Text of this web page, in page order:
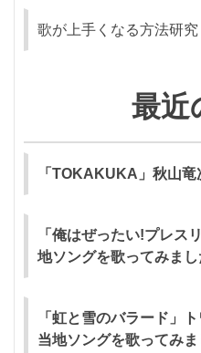
歌が上手くなる方法研究
最近
「TOKAKUKA」秋山
「俺はぜったい!プレ
地ソングを歌ってみまし
「虹と雪のバラード」
当地ソングを歌ってみ